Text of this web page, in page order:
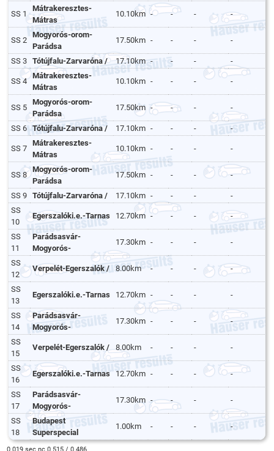
SS 1
Mátrakeresztes-
Mátras
10.10km - - - -
SS 2
Mogyorós-orom-
Parádsa
17.50km - - - -
SS 3 Tótújfalu-Zarvaróna / 17.10km - - - -
SS 4
Mátrakeresztes-
Mátras
10.10km - - - -
SS 5
Mogyorós-orom-
Parádsa
17.50km - - - -
SS 6 Tótújfalu-Zarvaróna / 17.10km - - - -
SS 7
Mátrakeresztes-
Mátras
10.10km - - - -
SS 8
Mogyorós-orom-
Parádsa
17.50km - - - -
SS 9 Tótújfalu-Zarvaróna / 17.10km - - -
-
SS
10
Egerszalóki.e.-Tarnas 12.70km - - - -
SS
11
Parádsasvár-
Mogyorós-
17.30km - - - -
SS
12
Verpelét-Egerszalók / 8.00km - - - -
SS
13
Egerszalóki.e.-Tarnas 12.70km - - - -
SS
14
Parádsasvár-
Mogyorós-
17.30km - - - -
SS
15
Verpelét-Egerszalók / 8.00km - - - -
SS
16
Egerszalóki.e.-Tarnas 12.70km - - - -
SS
17
Parádsasvár-
Mogyorós-
17.30km - - - -
SS
18
Budapest
Superspecial
1.00km - - - -